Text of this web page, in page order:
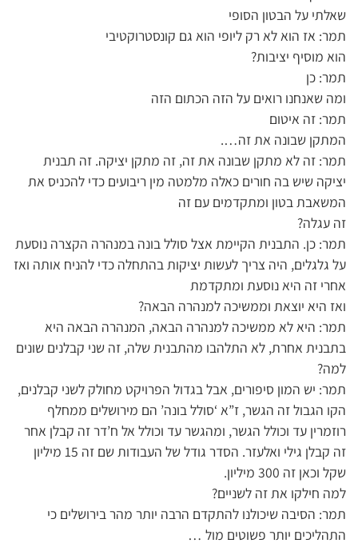
שאלתי על הבטון הסופי
תמר: אז הוא לא רק ליופי הוא גם קונסטרוקטיבי
הוא מוסיף יציבות?
תמר: כן
ומה שאנחנו רואים על הזה הכתום הזה
תמר: זה איטום
המתקן שבונה את זה….
תמר: זה לא מתקן שבונה את זה, זה מתקן יציקה. זה תבנית
יציקה שיש בה חורים כאלה מלמטה מין ריבועים כדי להכניס את
המשאבת בטון ומתקדמים עם זה
זה עגלה?
תמר: כן. התבנית הקיימת אצל סולל בונה במנהרה הקצרה נוסעת
על גלגלים, היה צריך לעשות יציקות בהתחלה כדי להניח אותה ואז
אחרי זה היא נוסעת ומתקדמת
ואז היא יוצאת וממשיכה למנהרה הבאה?
תמר: היא לא ממשיכה למנהרה הבאה, המנהרה הבאה היא
בתבנית אחרת, לא התלהבו מהתבנית שלה, זה שני קבלנים שונים
למה?
תמר: יש המון סיפורים, אבל בגדול הפרויקט מחולק לשני קבלנים,
הקו הגבול זה הגשר, ז”א ‘סולל בונה’ הם מירושלים ממחלף
רוזמרין עד וכולל הגשר, ומהגשר עד וכולל אל ח’דר זה קבלן אחר
זה קבלן גילי ואלעזר. הסדר גודל של העבודות שם זה 15 מיליון
שקל וכאן זה 300 מיליון.
למה חילקו את זה לשניים?
תמר: הסיבה שיכולנו להתקדם הרבה יותר מהר בירושלים כי
התהליכים יותר פשוטים מול …